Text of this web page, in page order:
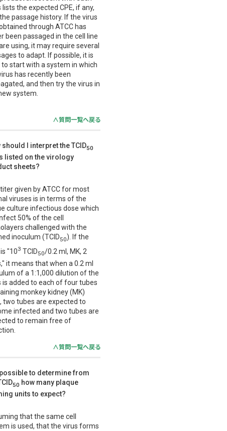
lists the expected CPE, if any,
passage history. If the virus
through ATCC has
been passaged in the cell line
using, it may require several
to adapt. If possible, it is
to start with a system in which
has recently been
and then try the virus in
system.
∧質問一覧へ戻る
should I interpret the TCID50
listed on the virology
sheets?
given by ATCC for most
viruses is in terms of the
culture infectious dose which
50% of the cell
challenged with the
inoculum (TCID50). If the
"103 TCID50/0.2 ml, MK, 2
it means that when a 0.2 ml
of a 1:1,000 dilution of the
is added to each of four tubes
monkey kidney (MK)
two tubes are expected to
infected and two tubes are
to remain free of
∧質問一覧へ戻る
to determine from
50 how many plaque
units to expect?
that the same cell
is used, that the virus forms